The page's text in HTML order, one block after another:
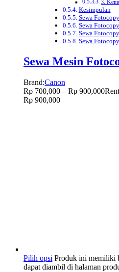
3.
Kesimpulan
Sewa
Sewa
Sewa
Sewa
Sewa Mesin
Brand:Canon
Rp 700,000 – Rp 900,000
Rp 900,000
Pilih opsi Produk ini memiliki
dapat diambil di halaman